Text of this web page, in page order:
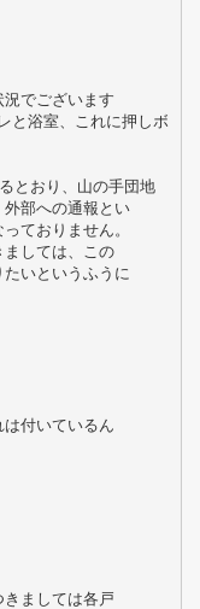
でございます
浴室、これに押しボ
とおり、山の手団地
部への通報とい
ておりません。
しては、この
いというふうに
付いているん
ましては各戸